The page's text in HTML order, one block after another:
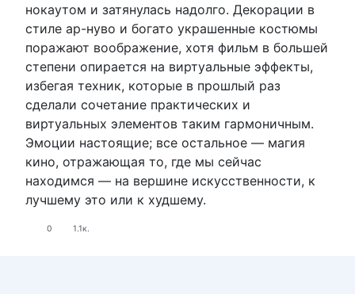
нокаутом и затянулась надолго. Декорации в
стиле ар-нуво и богато украшенные костюмы
поражают воображение, хотя фильм в большей
степени опирается на виртуальные эффекты,
избегая техник, которые в прошлый раз
сделали сочетание практических и
виртуальных элементов таким гармоничным.
Эмоции настоящие; все остальное — магия
кино, отражающая то, где мы сейчас
находимся — на вершине искусственности, к
лучшему это или к худшему.
0 1.1к.